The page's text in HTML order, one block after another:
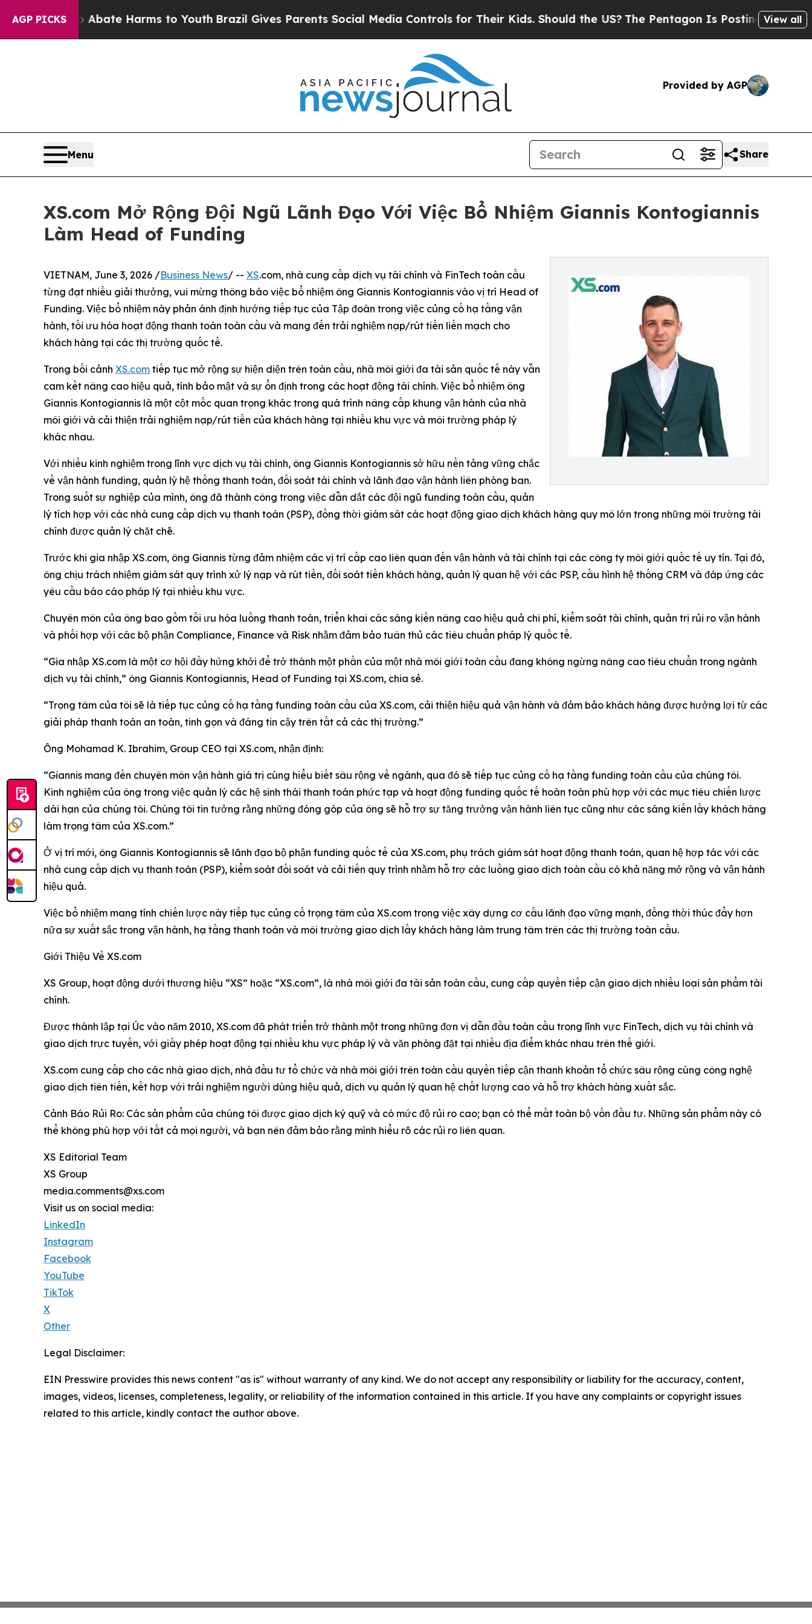
AGP PICKS
to Abate Harms to Youth Brazil Gives Parents Social Media Controls for Their Kids. Should the US? The Pentagon Is Posting Cryptic Biblical
View all
Provided by AGP
Menu Share
XS.com Mở Rộng Đội Ngũ Lãnh Đạo Với Việc Bổ Nhiệm Giannis Kontogiannis
Làm Head of Funding
VIETNAM, June 3, 2026 /Business News/ -- XS.com, nhà cung cấp dịch vụ tài chính và FinTech toàn cầu
từng đạt nhiều giải thưởng, vui mừng thông báo việc bổ nhiệm ông Giannis Kontogiannis vào vị trí Head of
Funding. Việc bổ nhiệm này phản ánh định hướng tiếp tục của Tập đoàn trong việc củng cố hạ tầng vận
hành, tối ưu hóa hoạt động thanh toán toàn cầu và mang đến trải nghiệm nạp/rút tiền liền mạch cho
khách hàng tại các thị trường quốc tế.
Trong bối cảnh XS.com tiếp tục mở rộng sự hiện diện trên toàn cầu, nhà môi giới đa tài sản quốc tế này vẫn
cam kết nâng cao hiệu quả, tính bảo mật và sự ổn định trong các hoạt động tài chính. Việc bổ nhiệm ông
Giannis Kontogiannis là một cột mốc quan trọng khác trong quá trình nâng cấp khung vận hành của nhà
môi giới và cải thiện trải nghiệm nạp/rút tiền của khách hàng tại nhiều khu vực và môi trường pháp lý
khác nhau.
Với nhiều kinh nghiệm trong lĩnh vực dịch vụ tài chính, ông Giannis Kontogiannis sở hữu nền tảng vững chắc
về vận hành funding, quản lý hệ thống thanh toán, đối soát tài chính và lãnh đạo vận hành liên phòng ban.
Trong suốt sự nghiệp của mình, ông đã thành công trong việc dẫn dắt các đội ngũ funding toàn cầu, quản
lý tích hợp với các nhà cung cấp dịch vụ thanh toán (PSP), đồng thời giám sát các hoạt động giao dịch khách hàng quy mô lớn trong những môi trường tài
chính được quản lý chặt chẽ.
Trước khi gia nhập XS.com, ông Giannis từng đảm nhiệm các vị trí cấp cao liên quan đến vận hành và tài chính tại các công ty môi giới quốc tế uy tín. Tại đó,
ông chịu trách nhiệm giám sát quy trình xử lý nạp và rút tiền, đối soát tiền khách hàng, quản lý quan hệ với các PSP, cấu hình hệ thống CRM và đáp ứng các
yêu cầu báo cáo pháp lý tại nhiều khu vực.
Chuyên môn của ông bao gồm tối ưu hóa luồng thanh toán, triển khai các sáng kiến nâng cao hiệu quả chi phí, kiểm soát tài chính, quản trị rủi ro vận hành
và phối hợp với các bộ phận Compliance, Finance và Risk nhằm đảm bảo tuân thủ các tiêu chuẩn pháp lý quốc tế.
“Gia nhập XS.com là một cơ hội đầy hứng khởi để trở thành một phần của một nhà môi giới toàn cầu đang không ngừng nâng cao tiêu chuẩn trong ngành
dịch vụ tài chính,” ông Giannis Kontogiannis, Head of Funding tại XS.com, chia sẻ.
“Trọng tâm của tôi sẽ là tiếp tục củng cố hạ tầng funding toàn cầu của XS.com, cải thiện hiệu quả vận hành và đảm bảo khách hàng được hưởng lợi từ các
giải pháp thanh toán an toàn, tinh gọn và đáng tin cậy trên tất cả các thị trường.”
Ông Mohamad K. Ibrahim, Group CEO tại XS.com, nhận định:
“Giannis mang đến chuyên môn vận hành giá trị cùng hiểu biết sâu rộng về ngành, qua đó sẽ tiếp tục củng cố hạ tầng funding toàn cầu của chúng tôi.
Kinh nghiệm của ông trong việc quản lý các hệ sinh thái thanh toán phức tạp và hoạt động funding quốc tế hoàn toàn phù hợp với các mục tiêu chiến lược
dài hạn của chúng tôi. Chúng tôi tin tưởng rằng những đóng góp của ông sẽ hỗ trợ sự tăng trưởng vận hành liên tục cũng như các sáng kiến lấy khách hàng
làm trọng tâm của XS.com.”
Ở vị trí mới, ông Giannis Kontogiannis sẽ lãnh đạo bộ phận funding quốc tế của XS.com, phụ trách giám sát hoạt động thanh toán, quan hệ hợp tác với các
nhà cung cấp dịch vụ thanh toán (PSP), kiểm soát đối soát và cải tiến quy trình nhằm hỗ trợ các luồng giao dịch toàn cầu có khả năng mở rộng và vận hành
hiệu quả.
Việc bổ nhiệm mang tính chiến lược này tiếp tục củng cố trọng tâm của XS.com trong việc xây dựng cơ cấu lãnh đạo vững mạnh, đồng thời thúc đẩy hơn
nữa sự xuất sắc trong vận hành, hạ tầng thanh toán và môi trường giao dịch lấy khách hàng làm trung tâm trên các thị trường toàn cầu.
Giới Thiệu Về XS.com
XS Group, hoạt động dưới thương hiệu “XS” hoặc “XS.com”, là nhà môi giới đa tài sản toàn cầu, cung cấp quyền tiếp cận giao dịch nhiều loại sản phẩm tài
chính.
Được thành lập tại Úc vào năm 2010, XS.com đã phát triển trở thành một trong những đơn vị dẫn đầu toàn cầu trong lĩnh vực FinTech, dịch vụ tài chính và
giao dịch trực tuyến, với giấy phép hoạt động tại nhiều khu vực pháp lý và văn phòng đặt tại nhiều địa điểm khác nhau trên thế giới.
XS.com cung cấp cho các nhà giao dịch, nhà đầu tư tổ chức và nhà môi giới trên toàn cầu quyền tiếp cận thanh khoản tổ chức sâu rộng cùng công nghệ
giao dịch tiên tiến, kết hợp với trải nghiệm người dùng hiệu quả, dịch vụ quản lý quan hệ chất lượng cao và hỗ trợ khách hàng xuất sắc.
Cảnh Báo Rủi Ro: Các sản phẩm của chúng tôi được giao dịch ký quỹ và có mức độ rủi ro cao; bạn có thể mất toàn bộ vốn đầu tư. Những sản phẩm này có
thể không phù hợp với tất cả mọi người, và bạn nên đảm bảo rằng mình hiểu rõ các rủi ro liên quan.
XS Editorial Team
XS Group
media.comments@xs.com
Visit us on social media:
LinkedIn
Instagram
Facebook
YouTube
TikTok
X
Other
Legal Disclaimer:
EIN Presswire provides this news content "as is" without warranty of any kind. We do not accept any responsibility or liability for the accuracy, content,
images, videos, licenses, completeness, legality, or reliability of the information contained in this article. If you have any complaints or copyright issues
related to this article, kindly contact the author above.